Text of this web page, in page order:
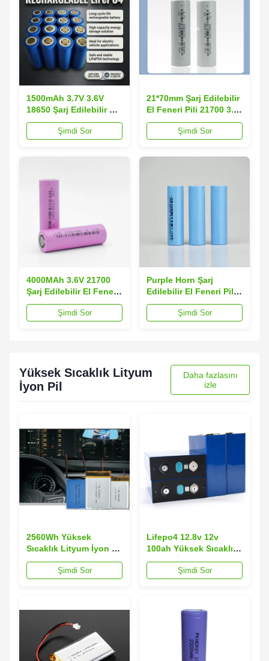
1500mAh 3.7V 3.6V
18650 Şarj Edilebilir El
Feneri Pil Torç Pili
Şimdi Sor
21*70mm Şarj Edilebilir
El Feneri Pili 21700 3.7
V Li Ion Pil 4800mah
Şimdi Sor
4000MAh 3.6V 21700
Şarj Edilebilir El Feneri
Pil Büyük Kapasiteli
Şimdi Sor
Purple Horn Şarj
Edilebilir El Feneri Pili
3.2V 18650 3200 Mah
Lityum İyon Pil
Şimdi Sor
Yüksek Sıcaklık Lityum
İyon Pil
Daha fazlasını
izle
2560Wh Yüksek
Sıcaklık Lityum İyon Pil
12.8V Lityum Polimer
Araba Aküsü
Şimdi Sor
Lifepo4 12.8v 12v
100ah Yüksek Sıcaklık
Lityum İyon Pil IP55
Şimdi Sor